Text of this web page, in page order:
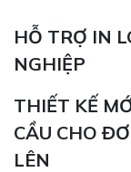
HỖ TRỢ IN
NGHIỆP
THIẾT KẾ
CẦU CHO
LÊN